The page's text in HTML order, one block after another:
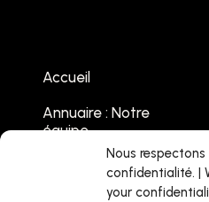
Nous
confidentialité. |
your
Accueil
Annuaire : Notre
équipe